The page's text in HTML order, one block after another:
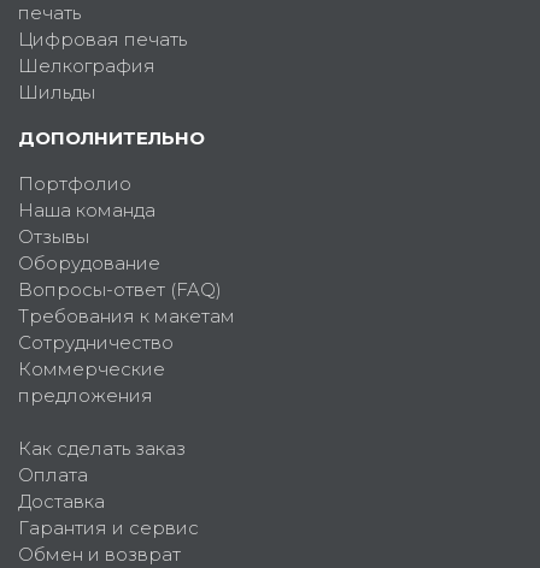
печать
Цифровая печать
Шелкография
Шильды
ДОПОЛНИТЕЛЬНО
Портфолио
Наша команда
Отзывы
Оборудование
Вопросы-ответ (FAQ)
Требования к макетам
Сотрудничество
Коммерческие
предложения
Как сделать заказ
Оплата
Доставка
Гарантия и сервис
Обмен и возврат